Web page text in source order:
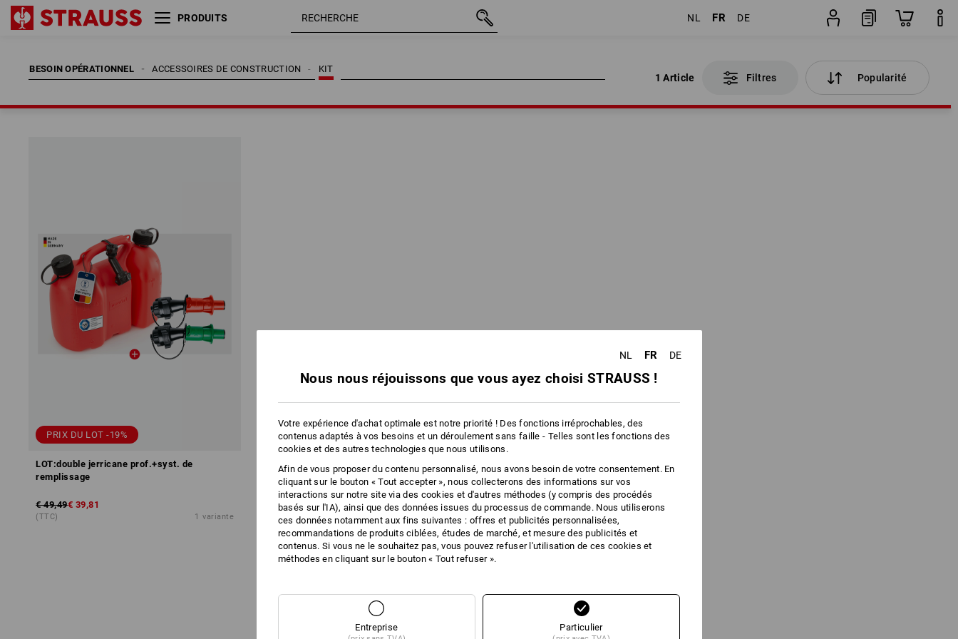
PRODUITS NL FR DE
BESOIN OPÉRATIONNEL KIT
ACCESSOIRES DE CONSTRUCTION
1 Article Filtres Popularité
BESOIN OPÉRATIONNEL KIT
ACCESSOIRES DE CONSTRUCTION
1 Article Filtres Popularité
PRIX DU LOT -19%
LOT:double jerricane prof.+syst. de
remplissage
€ 49,49€ 39,81
(TTC) 1 variante
Vous avez déjà consulté 1 articles sur un total de 1 article.
NL FR DE
Nous nous réjouissons que vous ayez choisi STRAUSS !
Votre expérience d'achat optimale est notre priorité ! Des fonctions irréprochables, des
contenus adaptés à vos besoins et un déroulement sans faille - Telles sont les fonctions des
cookies et des autres technologies que nous utilisons.
Afin de vous proposer du contenu personnalisé, nous avons besoin de votre consentement. En
cliquant sur le bouton « Tout accepter », nous collecterons des informations sur vos
interactions sur notre site via des cookies et d'autres méthodes (y compris des procédés
basés sur l'IA), ainsi que des données issues du processus de commande. Nous utiliserons
ces données notamment aux fins suivantes : offres et publicités personnalisées,
recommandations de produits ciblées, études de marché, et mesure des publicités et
contenus. Si vous ne le souhaitez pas, vous pouvez refuser l'utilisation de ces cookies et
méthodes en cliquant sur le bouton « Tout refuser ».
Entreprise Particulier